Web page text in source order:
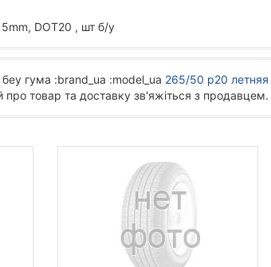
DOT20 , шт б/у
гума :brand_ua :model_ua 265/50 р20 летняя
товар та доставку зв'яжіться з продавцем.